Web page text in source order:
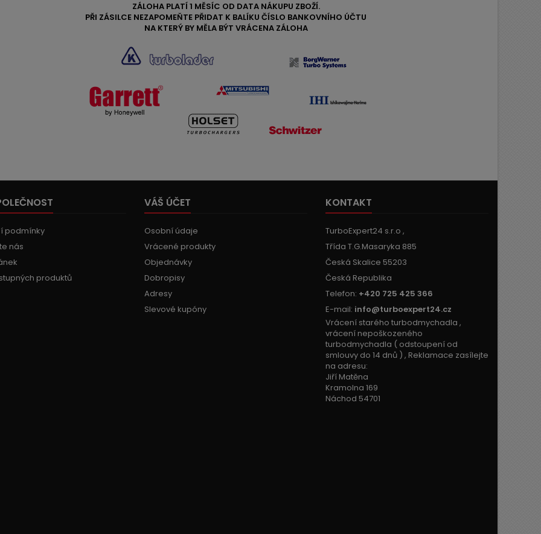
ZÁLOHA PLATÍ 1 MĚSÍC OD DATA NÁKUPU ZBOŽÍ.
PŘI ZÁSILCE NEZAPOMEŇTE PŘIDAT K BALÍKU ČÍSLO BANKOVNÍHO ÚČTU
NA KTERÝ BY MĚLA BÝT VRÁCENA ZÁLOHA
podmínky
nás
produktů
VÁŠ ÚČET
Osobní údaje
Vrácené produkty
Objednávky
Dobropisy
Adresy
Slevové kupóny
KONTAKT
TurboExpert24 s.r.o ,
Třída T.G.Masaryka 885
Česká Skalice 55203
Česká Republika
Telefon: +420 725 425 366
E-mail: info@turboexpert24.cz
Vrácení starého turbodmychadla ,
vrácení nepoškozeného
turbodmychadla ( odstoupení od
smlouvy do 14 dnů ) , Reklamace zasílejte
na adresu:
Jiří Matěna
Kramolna 169
Náchod 54701